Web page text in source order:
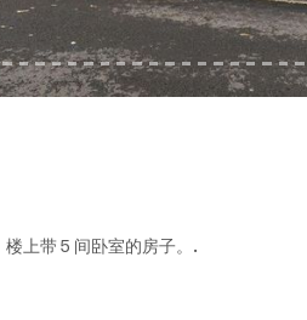
楼上带 5 间卧室的房子。.